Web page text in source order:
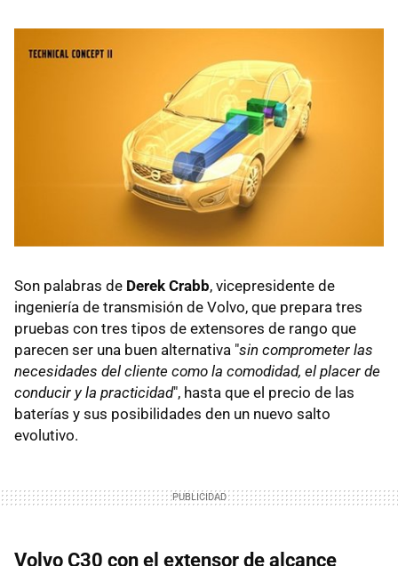
Son palabras de Derek Crabb, vicepresidente de
ingeniería de transmisión de Volvo, que prepara tres
pruebas con tres tipos de extensores de rango que
parecen ser una buen alternativa "sin comprometer las
necesidades del cliente como la comodidad, el placer de
conducir y la practicidad", hasta que el precio de las
baterías y sus posibilidades den un nuevo salto
evolutivo.
Volvo C30 con el extensor de alcance